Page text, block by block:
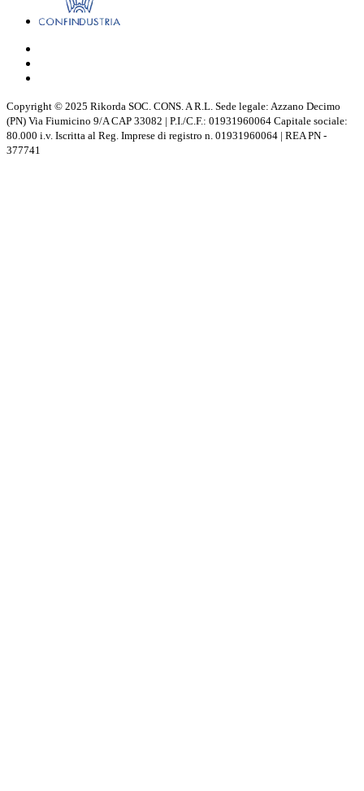
Copyright © 2025 Rikorda SOC. CONS. A R.L. Sede legale: Azzano Decimo
(PN) Via Fiumicino 9/A CAP 33082 | P.I./C.F.: 01931960064 Capitale sociale:
80.000 i.v. Iscritta al Reg. Imprese di registro n. 01931960064 | REA PN -
377741